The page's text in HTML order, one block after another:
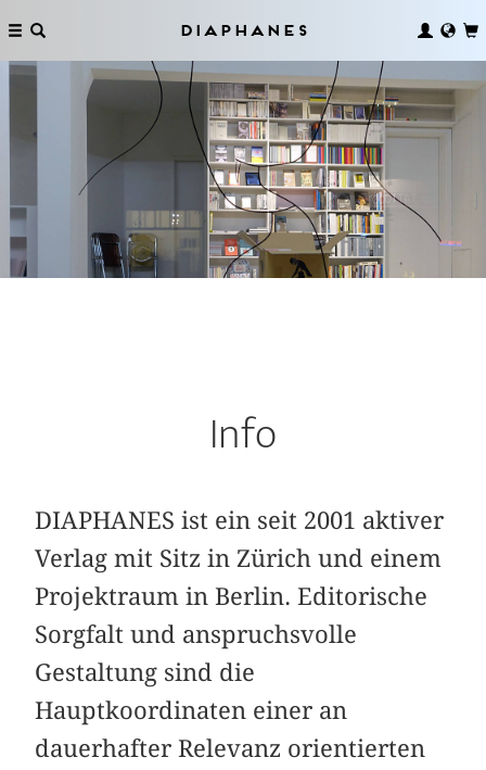
Diaphanes
Info
DIAPHANES ist ein seit 2001 aktiver
Verlag mit Sitz in Zürich und einem
Projektraum in Berlin. Editorische
Sorgfalt und anspruchsvolle
Gestaltung sind die
Hauptkoordinaten einer an
dauerhafter Relevanz orientierten